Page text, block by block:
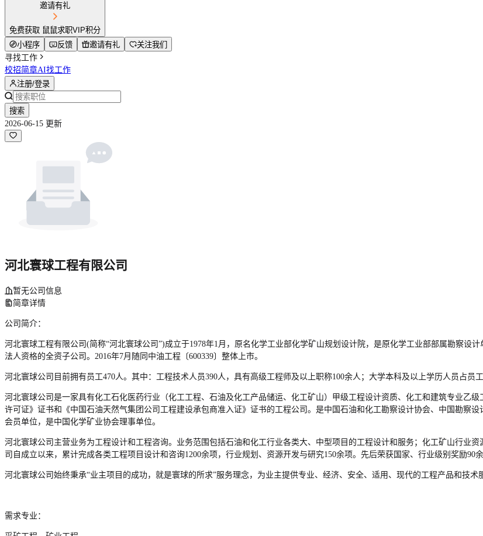
邀请有礼
免费获取 鼠鼠求职VIP积分
小程序 反馈 邀请有礼
关注我们
寻找工作
校招简章AI找工作
注册/登录
搜索
2026-06-15 更新
河北寰球工程有限公司
暂无公司信息
简章详情
公司简介：
河北寰球工程有限公司(简称“河北寰球公司”)成立于1978年1月，原名化学工业部化学矿山规划设计院，是原化学工业部部属勘察设
法人资格的全资子公司。2016年7月随同中油工程〔600339〕整体上市。
河北寰球公司目前拥有员工470人。其中：工程技术人员390人，具有高级工程师及以上职称100余人；大学本科及以上学历人员占员
河北寰球公司是一家具有化工石化医药行业（化工工程、石油及化工产品储运、化工矿山）甲级工程设计资质、化工和建筑专业乙
许可证》证书和《中国石油天然气集团公司工程建设承包商准入证》证书的工程公司。是中国石油和化工勘察设计协会、中国勘察
会员单位，是中国化学矿业协会理事单位。
河北寰球公司主营业务为工程设计和工程咨询。业务范围包括石油和化工行业各类大、中型项目的工程设计和服务；化工矿山行业
司自成立以来，累计完成各类工程项目设计和咨询1200余项，行业规划、资源开发与研究150余项。先后荣获国家、行业级别奖励90
河北寰球公司始终秉承“业主项目的成功，就是寰球的所求”服务理念，为业主提供专业、经济、安全、适用、现代的工程产品和技术
需求专业：